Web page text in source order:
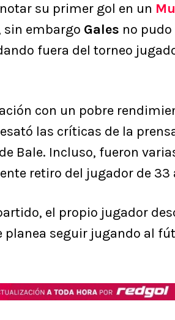
su primer gol en un
sin embargo Gales no
fuera del torneo
con un pobre
las críticas de la
Bale. Incluso, fueron
retiro del jugador de 33
el propio jugador
planea seguir jugando al